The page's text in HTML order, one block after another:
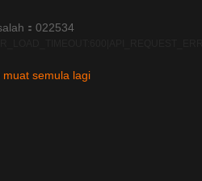
：022534
muat semula lagi